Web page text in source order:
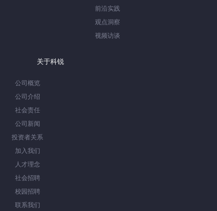
前沿实践
观点洞察
视频访谈
关于科锐
公司概览
公司介绍
社会责任
公司新闻
投资者关系
加入我们
人才理念
社会招聘
校园招聘
联系我们